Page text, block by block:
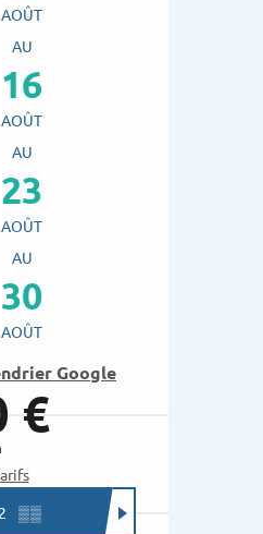
AOÛT
AU
16
AOÛT
AU
23
AOÛT
AU
30
AOÛT
Google
€
▒▒